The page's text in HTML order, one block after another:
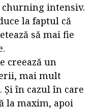
churning intensiv.
la faptul că
să mai fie
creează un
mai mult
Și în cazul în care
la maxim, apoi